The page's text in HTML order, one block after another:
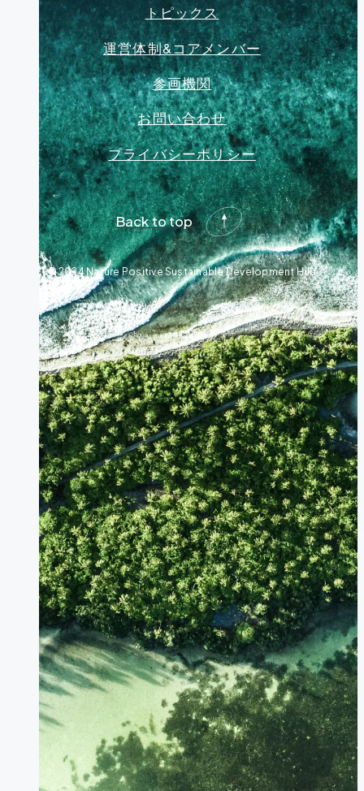
トピックス
運営体制&コアメンバー
参画機関
お問い合わせ
プライバシーポリシー
Back to top
© 2024 Nature Positive Sustainable Development Hub